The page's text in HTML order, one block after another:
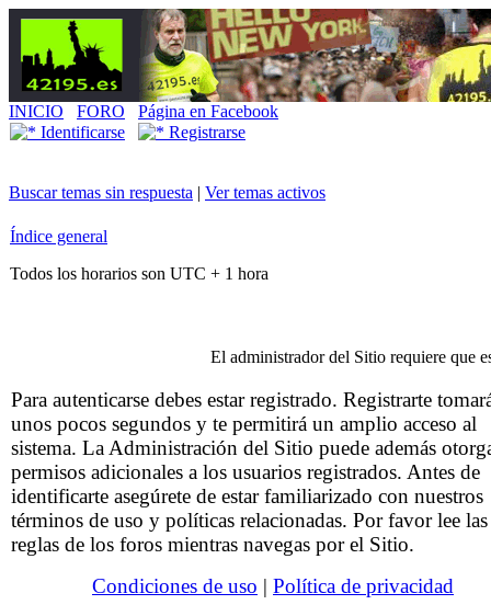
INICIO FORO
Página en Facebook
Identificarse
Registrarse
Buscar temas sin respuesta | Ver temas activos
Índice general
Todos los horarios son UTC + 1 hora
El administrador del Sitio requiere que
Para autenticarse debes estar registrado. Registrarte
unos pocos segundos y te permitirá un amplio acceso al
sistema. La Administración del Sitio puede además
permisos adicionales a los usuarios registrados. Antes de
identificarte asegúrete de estar familiarizado con nuestros
términos de uso y políticas relacionadas. Por favor lee las
reglas de los foros mientras navegas por el Sitio.
Condiciones de uso | Política de privacidad